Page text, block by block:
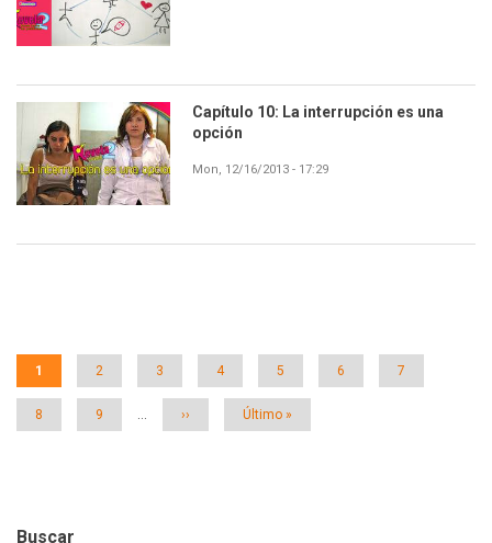
Capítulo 10: La interrupción es una
opción
Mon, 12/16/2013 - 17:29
Página
1 Página
2 Página
3 Página
4 Página
5 Página
6 Página
7
Página
8 Página
9
Siguiente
››
Última
Último »
Buscar